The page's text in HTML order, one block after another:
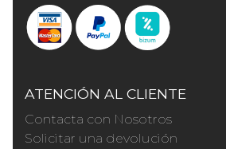
ATENCIÓN AL CLIENTE
Contacta con Nosotros
Solicitar una devolución